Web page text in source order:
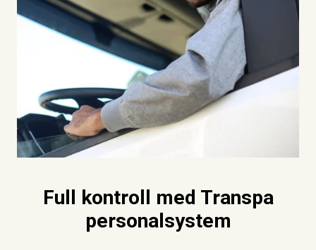
Full kontroll med Transpa
personalsystem